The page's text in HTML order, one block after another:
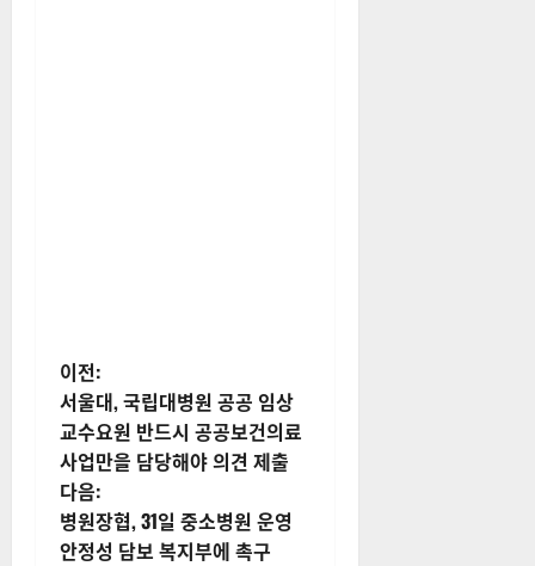
게
시
물
내
이전:
서울대, 국립대병원 공공 임상
교수요원 반드시 공공보건의료
사업만을 담당해야 의견 제출
다음:
병원장협, 31일 중소병원 운영
안정성 담보 복지부에 촉구